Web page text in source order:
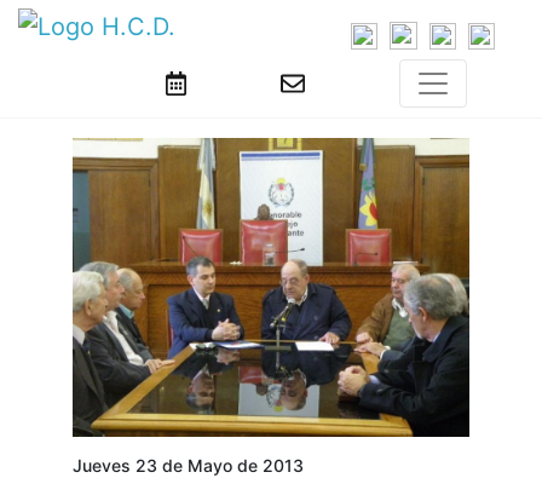
Jueves 23 de Mayo de 2013